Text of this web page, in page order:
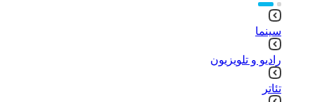
سینما
رادیو و تلویزیون
تئاتر